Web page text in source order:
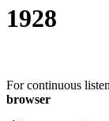
1928
For continuous
browser